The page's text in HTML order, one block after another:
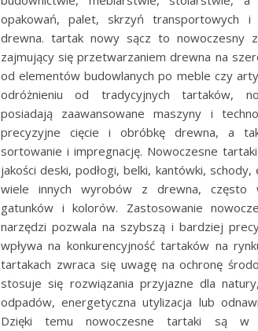
opakowań, palet, skrzyń transportowych
drewna. tartak nowy sącz to nowoczesny
zajmujący się przetwarzaniem drewna na
od elementów budowlanych po meble czy
odróżnieniu od tradycyjnych tartaków,
posiadają zaawansowane maszyny i
precyzyjne cięcie i obróbkę drewna, a
sortowanie i impregnację. Nowoczesne
jakości deski, podłogi, belki, kantówki,
wiele innych wyrobów z drewna, często
gatunków i kolorów. Zastosowanie
narzędzi pozwala na szybszą i bardziej
wpływa na konkurencyjność tartaków na
tartakach zwraca się uwagę na ochronę
stosuje się rozwiązania przyjazne dla
odpadów, energetyczna utylizacja lub
Dzięki temu nowoczesne tartaki są w